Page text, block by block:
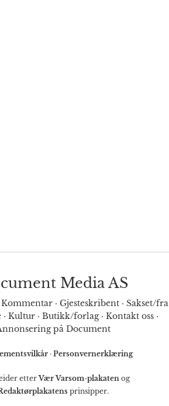
Media AS
Kommentar · Gjesteskribent · Sakset/fra
· Kultur· Butikk/forlag· Kontakt oss·
på Document
· Personvernerklæring
etterVær Varsom-plakaten og
prinsipper.